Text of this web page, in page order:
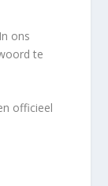
ons
te
officieel